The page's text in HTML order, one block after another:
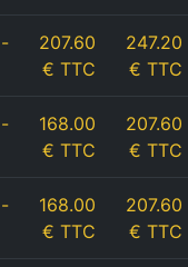
-
207.60
€ TTC
247.20
€ TTC
-
168.00
€ TTC
207.60
€ TTC
-
168.00
€ TTC
207.60
€ TTC